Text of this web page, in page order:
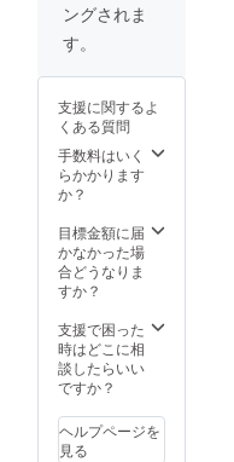
ングされま
す。
支援に関するよ
くある質問
手数料はいく
らかかります
か？
目標金額に届
かなかった場
合どうなりま
すか？
支援で困った
時はどこに相
談したらいい
ですか？
ヘルプページを
見る